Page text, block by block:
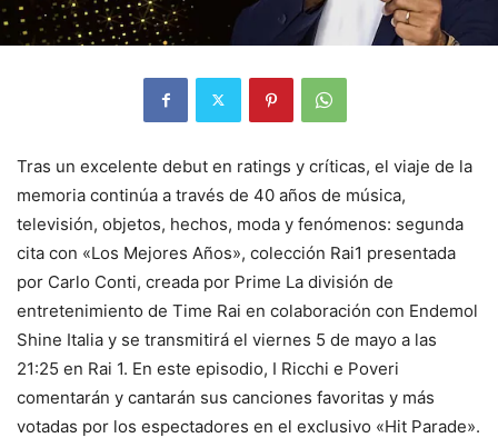
Tras un excelente debut en ratings y críticas, el viaje de la
memoria continúa a través de 40 años de música,
televisión, objetos, hechos, moda y fenómenos: segunda
cita con «Los Mejores Años», colección Rai1 presentada
por Carlo Conti, creada por Prime La división de
entretenimiento de Time Rai en colaboración con Endemol
Shine Italia y se transmitirá el viernes 5 de mayo a las
21:25 en Rai 1. En este episodio, I Ricchi e Poveri
comentarán y cantarán sus canciones favoritas y más
votadas por los espectadores en el exclusivo «Hit Parade».